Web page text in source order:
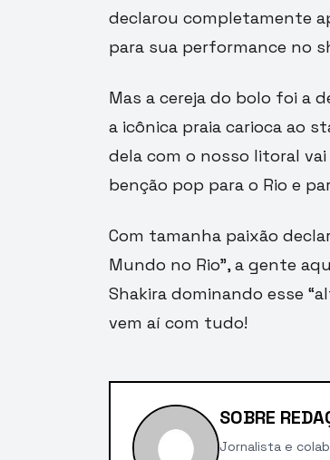
declarou completamente
para sua performance no
Mas a cereja do bolo foi a
a icônica praia carioca ao
dela com o nosso litoral
benção pop para o Rio e
Com tamanha paixão
Mundo no Rio”, a gente
Shakira dominando esse
vem aí com tudo!
SOBRE
Jornalista e